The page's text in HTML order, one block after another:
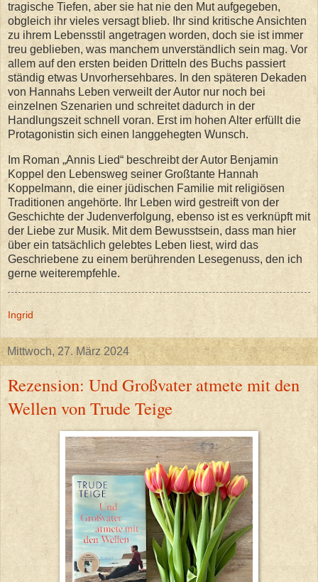
tragische Tiefen, aber sie hat nie den Mut aufgegeben,
obgleich ihr vieles versagt blieb. Ihr sind kritische Ansichten
zu ihrem Lebensstil angetragen worden, doch sie ist immer
treu geblieben, was manchem unverständlich sein mag. Vor
allem auf den ersten beiden Dritteln des Buchs passiert
ständig etwas Unvorhersehbares. In den späteren Dekaden
von Hannahs Leben verweilt der Autor nur noch bei
einzelnen Szenarien und schreitet dadurch in der
Handlungszeit schnell voran. Erst im hohen Alter erfüllt die
Protagonistin sich einen langgehegten Wunsch.
Im Roman „Annis Lied“ beschreibt der Autor Benjamin
Koppel den Lebensweg seiner Großtante Hannah
Koppelmann, die einer jüdischen Familie mit religiösen
Traditionen angehörte. Ihr Leben wird gestreift von der
Geschichte der Judenverfolgung, ebenso ist es verknüpft mit
der Liebe zur Musik. Mit dem Bewusstsein, dass man hier
über ein tatsächlich gelebtes Leben liest, wird das
Geschriebene zu einem berührenden Lesegenuss, den ich
gerne weiterempfehle.
Ingrid
Mittwoch, 27. März 2024
Rezension: Und Großvater atmete mit den
Wellen von Trude Teige